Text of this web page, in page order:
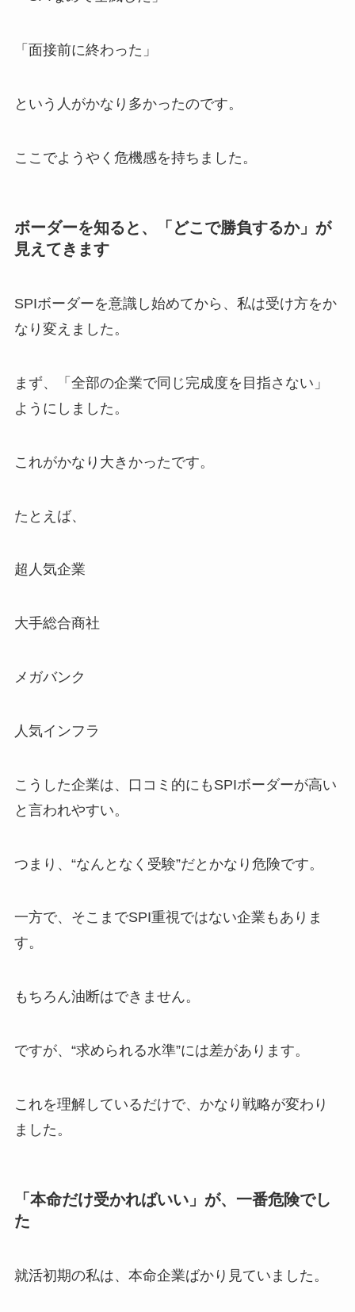
「面接前に終わった」
という人がかなり多かったのです。
ここでようやく危機感を持ちました。
ボーダーを知ると、「どこで勝負するか」が
見えてきます
SPIボーダーを意識し始めてから、私は受け方をか
なり変えました。
まず、「全部の企業で同じ完成度を目指さない」
ようにしました。
これがかなり大きかったです。
たとえば、
超人気企業
大手総合商社
メガバンク
人気インフラ
こうした企業は、口コミ的にもSPIボーダーが高い
と言われやすい。
つまり、“なんとなく受験”だとかなり危険です。
一方で、そこまでSPI重視ではない企業もありま
す。
もちろん油断はできません。
ですが、“求められる水準”には差があります。
これを理解しているだけで、かなり戦略が変わり
ました。
「本命だけ受かればいい」が、一番危険でし
た
就活初期の私は、本命企業ばかり見ていました。